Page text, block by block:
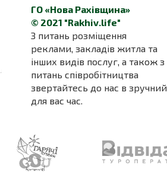
ГО «Нова Рахівщина»
© 2021 "Rakhiv.life"
З питань розміщення
реклами, закладів житла та
інших видів послуг, а також з
питань співробітництва
звертайтесь до нас в зручний
для вас час.